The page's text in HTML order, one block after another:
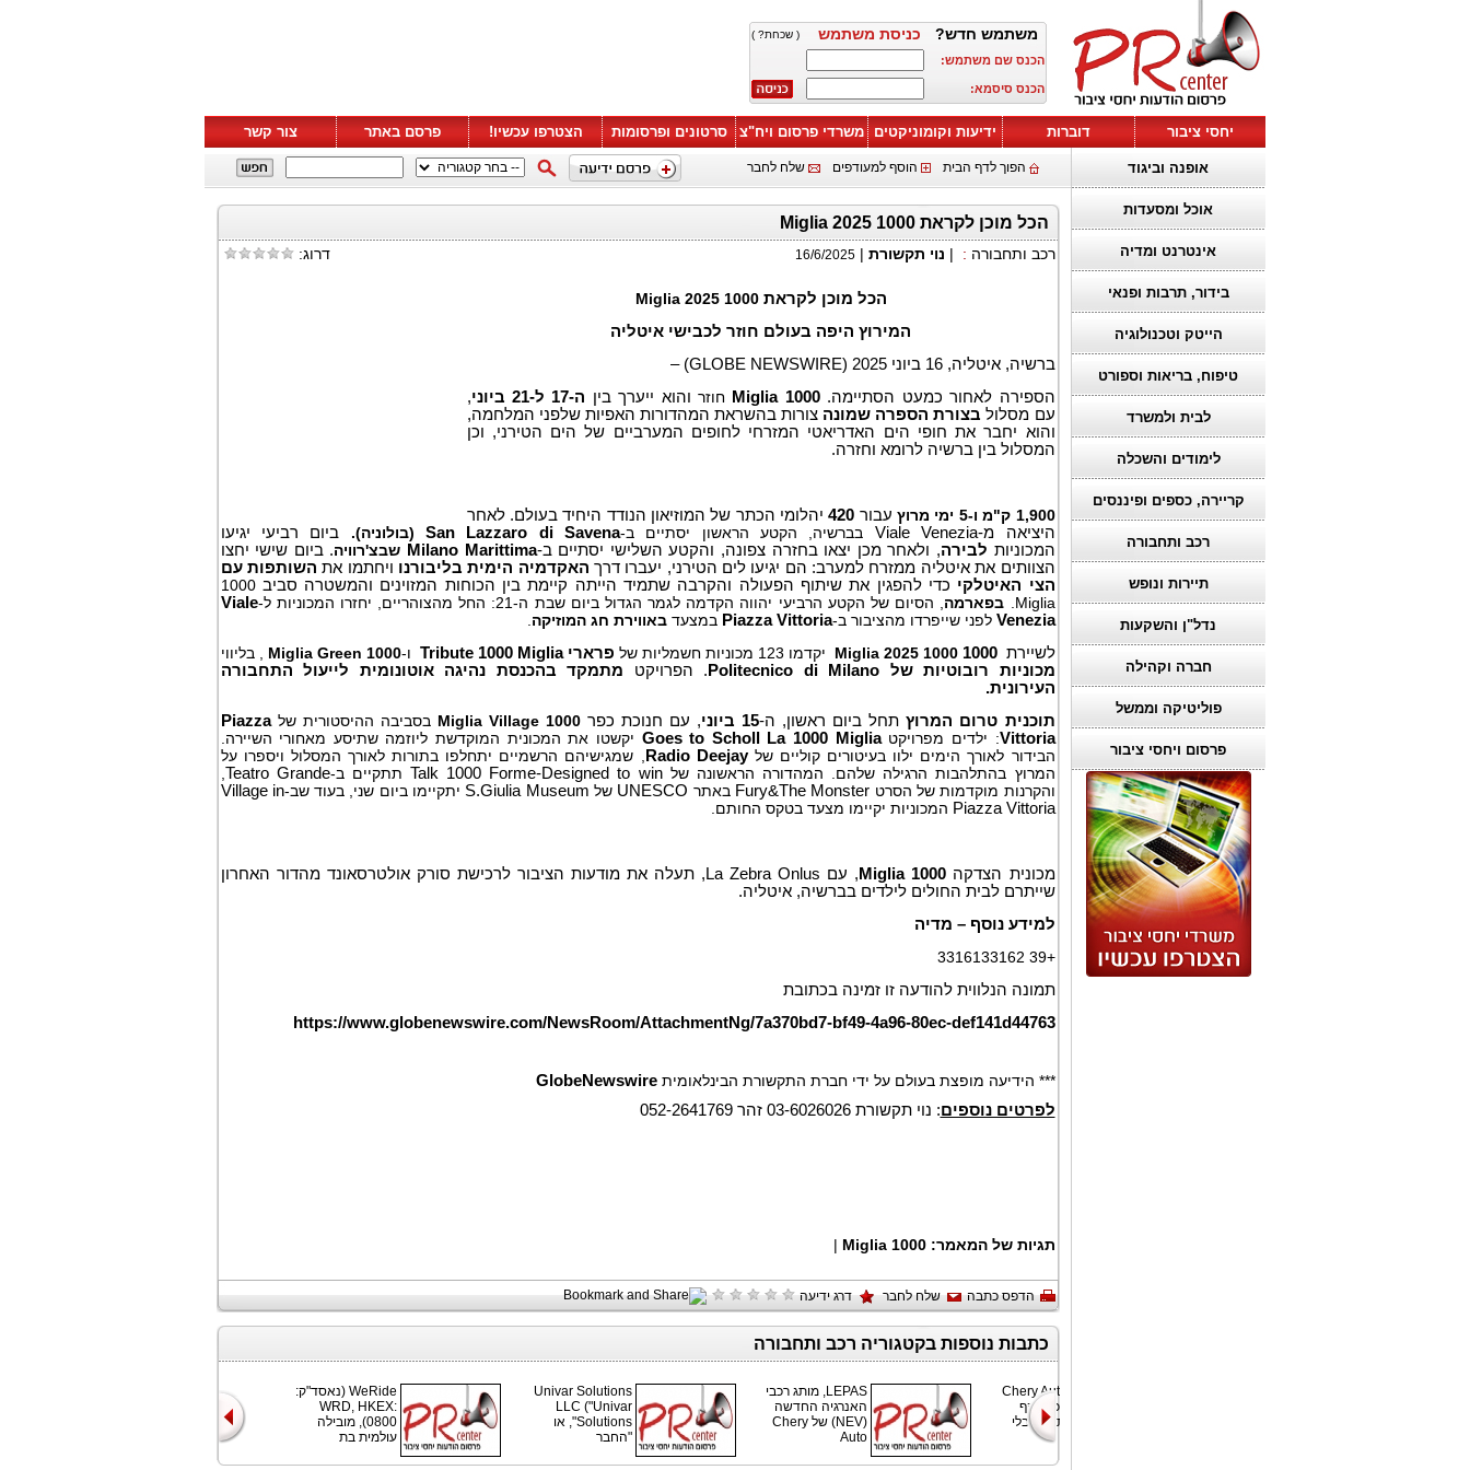
משתמש חדש? כניסת משתמש ( שכחת? )
הכנס שם משתמש:
הכנס סיסמא:
יחסי ציבור דוברות ידיעות וקומוניקטים משרדי פרסום ויח"צ סרטונים ופרסומות הצטרפו עכשיו! פרסם באתר צור קשר
אופנה וביגוד
אוכל ומסעדות
אינטרנט ומדיה
בידור, תרבות ופנאי
הייטק וטכנולוגיה
טיפוח, בריאות וספורט
לבית ולמשרד
לימודים והשכלה
קריירה, כספים ופיננסים
רכב ותחבורה
תיירות ונופש
נדל"ן והשקעות
חברה וקהילה
פוליטיקה וממשל
פרסום ויחסי ציבור
הפוך לדף הבית הוסף למעודפים שלח לחבר
הכל מוכן לקראת 1000 Miglia 2025
רכב ותחבורה :
| נוי תקשורת |
16/6/2025 דרוג:
הכל מוכן לקראת1000 Miglia 2025
המירוץ היפה בעולם חוזר לכבישי איטליה
ברשיה, איטליה, 16 ביוני 2025 (GLOBE NEWSWIRE) –
הספירה לאחור כמעט הסתיימה.1000
Miglia חוזר והוא ייערךבין ה-17 ל-21 ביוני
,
עם מסלול בצורת הספרה שמונה צורות בהשראת המהדורות האפיות שלפני המלחמה,
והוא יחבר את חופי הים האדריאטי המזרחי לחופים המערביים של הים הטירני, וכן
המסלול בין ברשיה לרומא וחזרה.
1,900 ק"מ ו-5 ימי מרוץ עבור 420יהלומי הכתר של המוזיאון הנודד היחיד בעולם. לאחר
היציאה מ-Viale Venezia בברשיה, הקטע הראשון יסתיים ב-San Lazzaro di Savena (בולוניה). ביום רביעי יגיעו
המכוניות לבירה, ולאחר מכן יצאו בחזרה צפונה, והקטע השלישי יסתיים ב-Milano Marittima שבצ'רוויה. ביום שישי יחצו
הצוותים את איטליה ממזרח למערב: הם יגיעו לים הטירני, יעברו דרך האקדמיה הימית בליבורנו ויחתמו את השותפות עם
הצי האיטלקי כדי להפגין את שיתוף הפעולה והקרבה שתמיד הייתה קיימת בין הכוחות המזוינים והמשטרה סביב1000
Miglia.
בפארמה , הסיום של הקטע הרביעי יהווה הקדמה לגמר הגדול ביום שבת ה-21: החל מהצוהריים, יחזרו המכוניות ל-
Viale
Venezia לפני שייפרדו מהציבור ב-Piazza Vittoria במצעדבאווירת חג המוזיקה
לשיירת 1000
1000 Miglia 2025 יקדמו 123 מכוניות חשמליות של פראריTribute 1000 Miglia ו-1000 Miglia Green
, בליווי
מכוניות רובוטיות של Politecnico di Milano
. הפרויקט מתמקד בהכנסת נהיגה אוטונומית לייעול התחבורה
העירונית.
תוכנית טרום המרוץתחל ביום ראשון, ה-15 ביוני , עם חנוכת כפר1000 Miglia Village בסביבה ההיסטורית שלPiazza
Vittoria: ילדים מפרויקטLa 1000 Miglia
Goes to Scholl יקשטו את המכונית המוקדשת ליוזמה שתיסע מאחורי השיירה.
הבידור לאורך הימים ילוו בעיטורים קוליים שלRadio Deejay
, שמגישיהם הרשמיים יתחלפו בתורות לאורך המסלול ויספרו על
המרוץ בהתלהבות הרגילה שלהם. המהדורה הראשונה שלTalk 1000 Forme-Designed to win תתקיים ב-Teatro Grande
והקרנות מוקדמות של הסרט Fury&The Monster באתר UNESCO של S.Giulia Museum יתקיימו ביום שני, בעוד שב-Village in
Piazza Vittoria המכוניות יקיימו מצעד בטקס החותם.
מכונית הצדקה
, עם La Zebra Onlus, תעלה את מודעות הציבור לרכישת סורק אולטרסאונד מהדור האחרון
שייתרם לבית החולים לילדים בברשיה, איטליה.
למידע נוסף – מדיה
+39 3316133162
תמונה הנלווית להודעה זו זמינה בכתובת
https://www.globenewswire.com/NewsRoom/AttachmentNg/7a370bd7-bf49-4a96-80ec-def141d44763
*** הידיעה מופצת בעולם על ידי חברת התקשורת הבינלאומיתGlobeNewswire
לפרטים נוספים: נוי תקשורת 03-6026026 זהר 052-2641769
תגיות של המאמר: 1000 Miglia
|
הדפס כתבה שלח לחבר דרג ידיעה
כתבות נוספות בקטגוריה רכב ותחבורה
WeRide (נאסד"ק:
WRD, HKEX:
0800), מובילה
עולמית בת
Univar Solutions
LLC ("Univar
Solutions", או
"החבר
LEPAS, מותג רכבי
האנרגיה החדשה
(NEV) של Chery
Auto
חברת Chery Auto
הודיעה כי היקף
המכירות הגלובלי